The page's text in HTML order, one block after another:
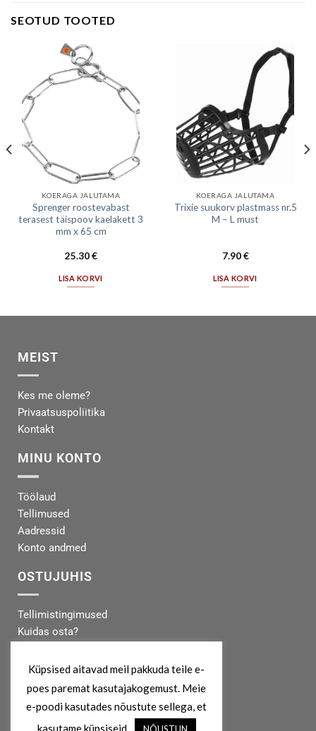
SEOTUD TOOTED
KOERAGA JALUTAMA
Sprenger roostevabast
terasest täispoov kaelakett 3
mm x 65 cm
25.30€
LISA KORVI
KOERAGA JALUTAMA
Trixie suukorv plastmass nr.5
M – L must
7.90€
LISA KORVI
MEIST
Kes me oleme?
Privaatsuspoliitika
Kontakt
MINU KONTO
Töölaud
Tellimused
Aadressid
Konto andmed
OSTUJUHIS
Tellimistingimused
Kuidas osta?
Tarneinfo
MEIST
Küpsised aitavad meil pakkuda teile e-
poes paremat kasutajakogemust. Meie
e-poodi kasutades nõustute sellega, et
kasutame küpsiseid.
NÕUSTUN